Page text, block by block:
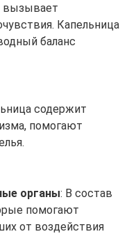
вызывает
Капельница
баланс
содержит
помогают
органы: В состав
помогают
от воздействия